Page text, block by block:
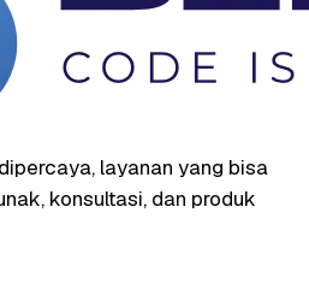
layanan yang bisa
konsultasi, dan produk